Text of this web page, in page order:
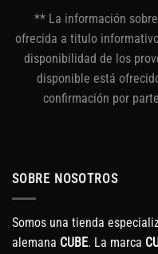
** La información
ofrecida a titulo
disponibilidad de los
disponible está
confirmación por
SOBRE NOSOTROS
Somos una tienda
alemana CUBE. La marca